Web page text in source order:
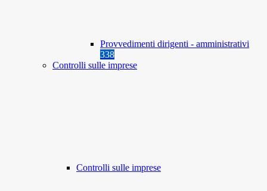
Provvedimenti dirigenti - amministrativi
338
Controlli sulle imprese
Controlli sulle imprese